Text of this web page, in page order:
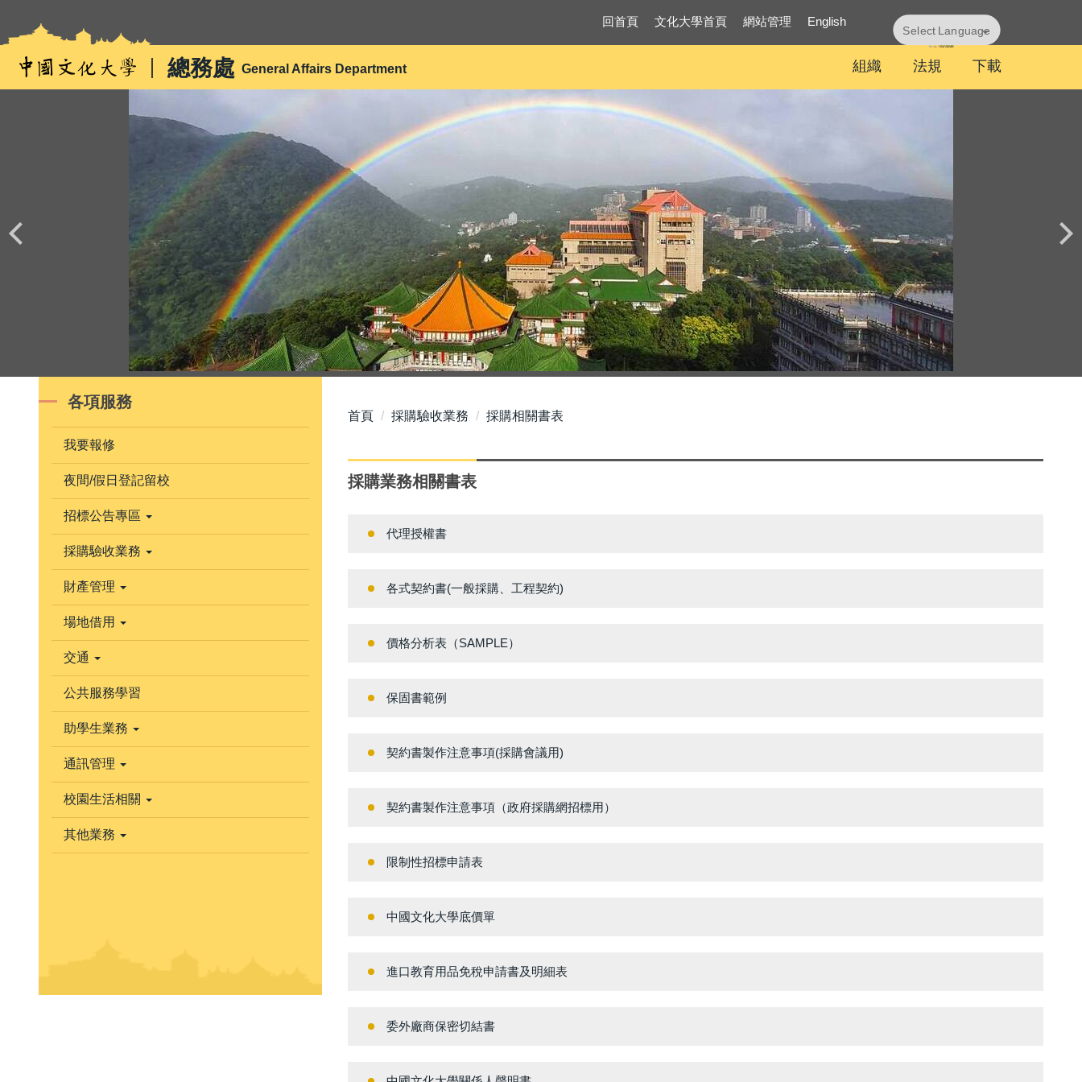
內
總務處 General Affairs Department
Translate
回首頁 文化大學首頁 網站管理 English
組織 法規 下載
各項服務
我要報修
夜間/假日登記留校
招標公告專區
採購驗收業務
財產管理
場地借用
交通
公共服務學習
助學生業務
通訊管理
校園生活相關
其他業務
首頁 採購驗收業務 採購相關書表
採購業務相關書表
代理授權書
各式契約書(一般採購、工程契約)
價格分析表（SAMPLE）
保固書範例
契約書製作注意事項(採購會議用)
契約書製作注意事項（政府採購網招標用）
限制性招標申請表
中國文化大學底價單
進口教育用品免稅申請書及明細表
委外廠商保密切結書